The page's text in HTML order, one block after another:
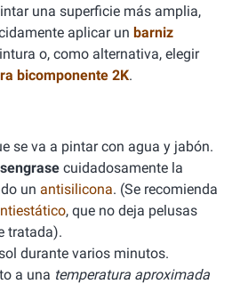
una superficie más amplia,
aplicar un barniz
o, como alternativa, elegir
bicomponente 2K.
se va a pintar con agua y jabón.
cuidadosamente la
un antisilicona. (Se recomienda
, que no deja pelusas
tratada).
durante varios minutos.
a una temperatura aproximada